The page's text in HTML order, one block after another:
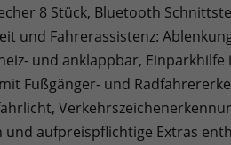
8 Stück, Bluetooth
und Fahrerassistenz:
und anklappbar,
Fußgänger- und
aufpreispflichtige Extras